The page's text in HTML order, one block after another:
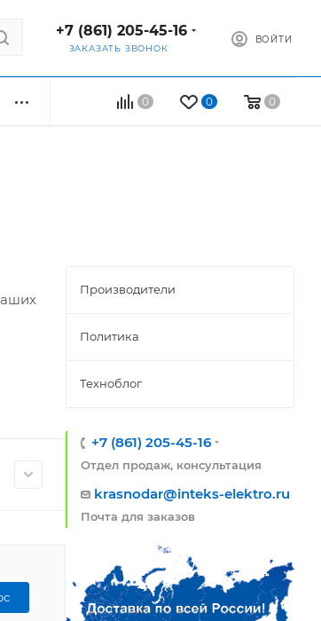
+7 (861) 205-45-16
ЗАКАЗАТЬ ЗВОНОК
ВОЙТИ
0 0 0
Производители
Политика
Техноблог
+7 (861) 205-45-16
Отдел продаж, консультация
krasnodar@inteks-elektro.ru
Почта для заказов